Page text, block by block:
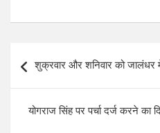
at
A
p
p
ce
b
o
o
k
tt ar
navigation
शुक्रवार और शनिवार को जालंधर
योगराज सिंह पर पर्चा दर्ज करने